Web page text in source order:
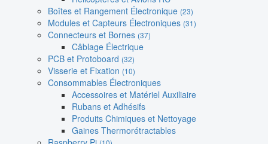
Boîtes et Rangement Électronique (23)
Modules et Capteurs Électroniques (31)
Connecteurs et Bornes (37)
Câblage Électrique
PCB et Protoboard (32)
Visserie et Fixation (10)
Consommables Électroniques
Accessoires et Matériel Auxiliaire
Rubans et Adhésifs
Produits Chimiques et Nettoyage
Gaines Thermorétractables